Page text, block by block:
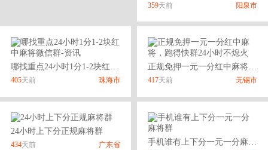
359天前 阳泉市
哪找重点24小时1分1-2块红中麻将微信群-资讯
405天前 珠海市
正规免押一元一分红中麻将，跑得快群24小时不熄火
417天前 无锡市
24小时上下分正规麻将群
434天前 广东省